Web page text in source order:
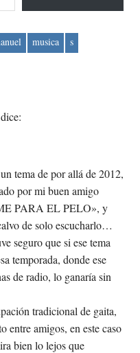
musica s
dice:
tema de por allá de 2012,
por mi buen amigo
PARA EL PELO», y
de solo escucharlo…
seguro que si ese tema
temporada, donde ese
de radio, lo ganaría sin
tradicional de gaita,
entre amigos, en este caso
bien lo lejos que